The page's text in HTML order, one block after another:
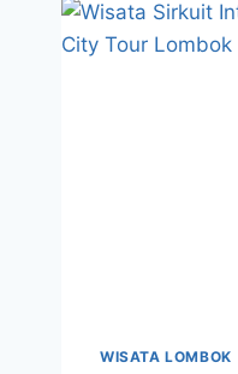
WISATA LOMBOK